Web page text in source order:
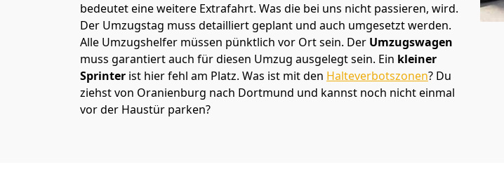
bedeutet eine weitere Extrafahrt. Was die bei uns nicht passieren, wird.
Der Umzugstag muss detailliert geplant und auch umgesetzt werden.
Alle Umzugshelfer müssen pünktlich vor Ort sein. Der Umzugswagen
muss garantiert auch für diesen Umzug ausgelegt sein. Ein kleiner
Sprinter ist hier fehl am Platz. Was ist mit den Halteverbotszonen? Du
ziehst von Oranienburg nach Dortmund und kannst noch nicht einmal
vor der Haustür parken?